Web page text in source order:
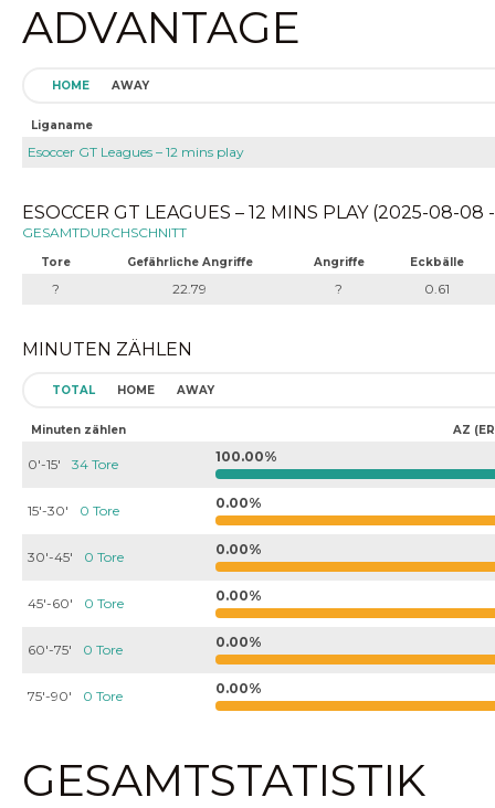
ADVANTAGE
HOME AWAY
Liganame
Esoccer GT Leagues – 12 mins play
ESOCCER GT LEAGUES – 12 MINS PLAY (2025-08-
GESAMTDURCHSCHNITT
Tore Gefährliche Angriffe Angriffe Eckbälle
? 22.79 ? 0.61
MINUTEN ZÄHLEN
TOTAL HOME AWAY
Minuten zählen AZ
0'-15' 34 Tore 100.00%
15'-30' 0 Tore 0.00%
30'-45' 0 Tore 0.00%
45'-60' 0 Tore 0.00%
60'-75' 0 Tore 0.00%
75'-90' 0 Tore 0.00%
GESAMTSTATISTIK